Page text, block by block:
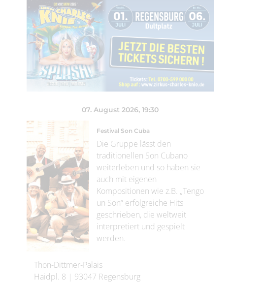
07. August 2026, 19:30
Festival Son Cuba
Die Gruppe lässt den
traditionellen Son Cubano
weiterleben und so haben sie
auch mit eigenen
Kompositionen wie z.B. „Tengo
un Son“ erfolgreiche Hits
geschrieben, die weltweit
interpretiert und gespielt
werden.
Thon-Dittmer-Palais
Haidpl. 8 | 93047 Regensburg